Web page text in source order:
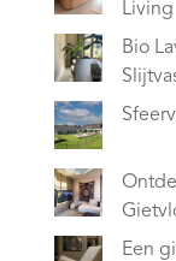
Living
Bio
Een